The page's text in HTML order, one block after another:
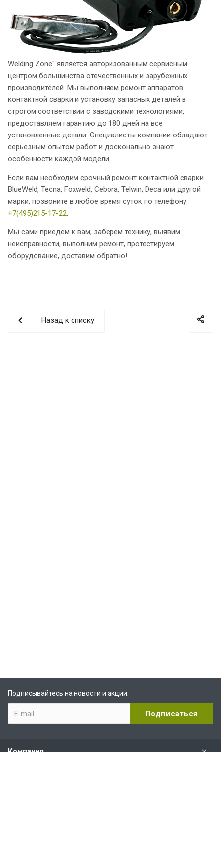
Welding Zone" является авторизованным сервисным
центром большинства отечественных и зарубежных
производителей. Мы выполняем ремонт аппаратов
контактной сварки и установку запасных деталей в
строгом соответствии с заводскими технологиями,
предоставляем гарантию до 180 дней на все
установленные детали. Специалисты компании обладают
серьезным опытом работ и досконально знают
особенности каждой модели.
Если вам необходим срочный ремонт контактной сварки
BlueWeld, Tecna, Foxweld, Cebora, Telwin, Deca или другой
марки, позвоните в любое время суток по телефону:
+7(495)215-17-22.
Мы сами приедем к вам, заберем технику, выявим
неисправности, выполним ремонт, протестируем
оборудование, доставим обратно!
Назад к списку
Подписывайтесь на новости и акции:
Компания